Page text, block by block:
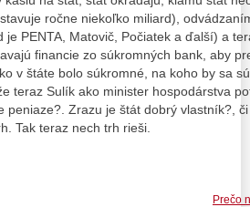
ročne niekoľko miliard),
je PENTA, Matovič, Počiatek a ďalší) a
financie zo súkromných bank, aby
v štáte bolo súkromné, na koho by sa
teraz Sulík ako minister hospodárstva
peniaze?. Zrazu je štát dobrý vlastník?,
Tak teraz nech trh rieši.
Prečo